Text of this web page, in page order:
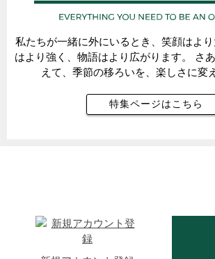
私たちが一緒に外にいるとき、笑顔はよ
はより強く、物語はより広がります。 さ
えて、季節の移ろいを、楽しさに変
特集ページはこちら